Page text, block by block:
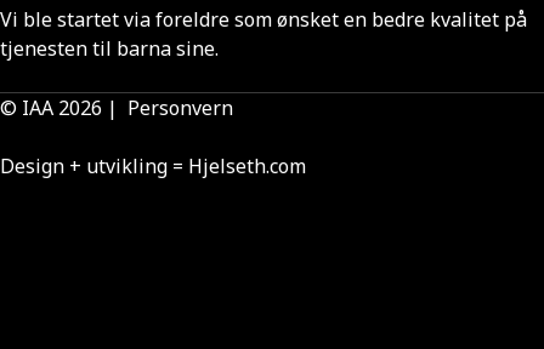
Vi ble startet via foreldre som ønsket en bedre kvalitet på
tjenesten til barna sine.
© IAA 2026 | Personvern
Design + utvikling = Hjelseth.com